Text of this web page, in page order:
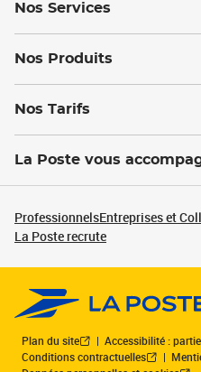
Nos Services
Nos Produits
Nos Tarifs
La Poste vous
ProfessionnelsEntreprises et
La Poste recrute
Plan du site
Accessibilité :
Conditions contractuelles